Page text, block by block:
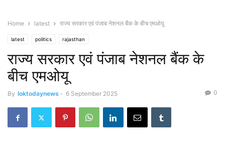
Home latest राज्य सरकार एवं पंजाब नेशनल बैंक के बीच एमओयू
latest politics rajasthan
राज्य सरकार एवं पंजाब नेशनल बैंक के
बीच एमओयू
By loktodaynews - 6 September 2025 0